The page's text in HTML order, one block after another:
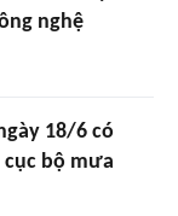
nghệ
18/6 có
bộ mưa